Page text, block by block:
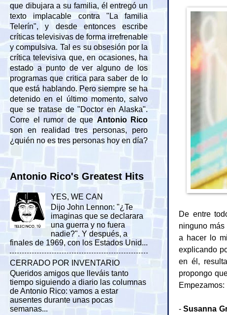
De entre
ninguno
a hacer lo
explicando
en él,
propongo
Empezamos:
-Susanna
que dibujara a su familia, él entregó un
texto implacable contra "La familia
Telerín", y desde entonces escribe
críticas televisivas de forma irrefrenable
y compulsiva. Tal es su obsesión por la
crítica televisiva que, en ocasiones, ha
estado a punto de ver alguno de los
programas que critica para saber de lo
que está hablando. Pero siempre se ha
detenido en el último momento, salvo
que se tratase de "Doctor en Alaska".
Corre el rumor de que Antonio Rico
son en realidad tres personas, pero
¿quién no es tres personas hoy en día?
Antonio Rico's Greatest Hits
YES, WE CAN
Dijo John Lennon: "¿Te
imaginas que se declarara
una guerra y no fuera
nadie?". Y después, a
finales de 1969, con los Estados Unid...
CERRADO POR INVENTARIO
Queridos amigos que lleváis tanto
tiempo siguiendo a diario las columnas
de Antonio Rico: vamos a estar
ausentes durante unas pocas
semanas...